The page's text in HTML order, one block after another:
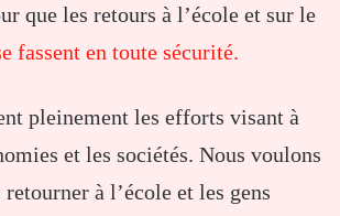
que les retours à l’école et sur le
fassent en toute sécurité.
pleinement les efforts visant à
et les sociétés. Nous voulons
à l’école et les gens